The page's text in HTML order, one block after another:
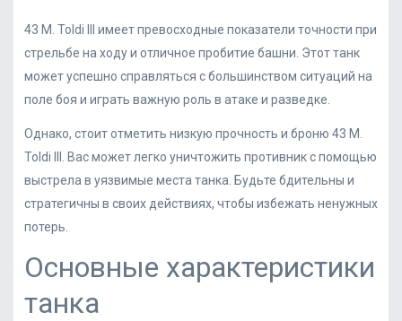
43 M. Toldi III имеет превосходные показатели точности при
стрельбе на ходу и отличное пробитие башни. Этот танк
может успешно справляться с большинством ситуаций на
поле боя и играть важную роль в атаке и разведке.
Однако, стоит отметить низкую прочность и броню 43 M.
Toldi III. Вас может легко уничтожить противник с помощью
выстрела в уязвимые места танка. Будьте бдительны и
стратегичны в своих действиях, чтобы избежать ненужных
потерь.
Основные характеристики
танка